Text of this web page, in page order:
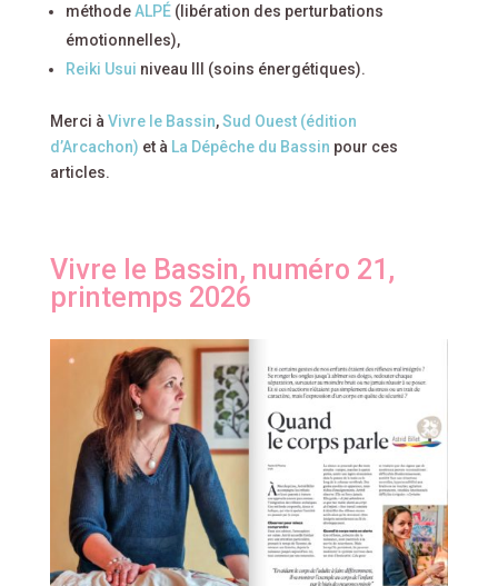
méthodeALPÉ(libération des perturbations
émotionnelles),
Reiki Usui niveau III (soins énergétiques).
Merci à Vivre le Bassin,Sud Ouest (édition
d’Arcachon) et à La Dépêche du Bassin pour ces
articles.
Vivre le Bassin, numéro 21,
printemps 2026